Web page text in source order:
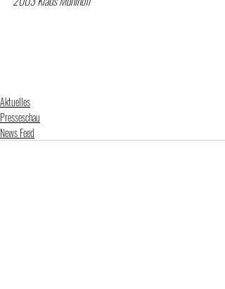
Aktuelles
Presseschau
News Feed